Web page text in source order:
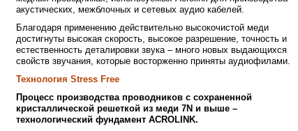
акустических, межблочных и сетевых аудио кабелей.
Благодаря применению действительно высокочистой меди
достигнуты высокая скорость, высокое разрешение, точность и
естественность деталировки звука – много новых выдающихся
свойств звучания, которые восторженно приняты аудиофилами.
Технология Stress Free
Процесс производства проводников с сохраненной
кристаллической решеткой из меди 7N и выше –
технологический фундамент ACROLINK.